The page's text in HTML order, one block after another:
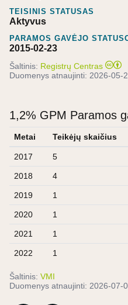
TEISINIS STATUSAS
Aktyvus
PARAMOS GAVĖJO
2015-02-23
Šaltinis: Registrų Centras
Duomenys atnaujinti: 2026-05-
1,2% GPM Paramos
Metai Teikėjų skaičius
2017 5
2018 4
2019 1
2020 1
2021 1
2022 1
Šaltinis: VMI
Duomenys atnaujinti: 2026-07-